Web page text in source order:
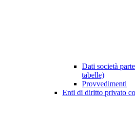
Dati società
tabelle)
Provvedimenti
Enti di diritto privato